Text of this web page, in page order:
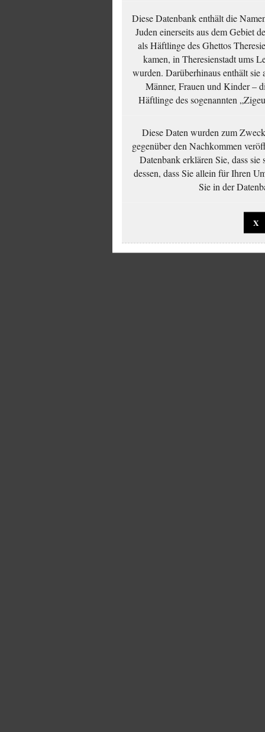
Diese Datenbank enthält die
Juden einerseits aus dem Gebiet
als Häftlinge des Ghettos
kamen, in Theresienstadt ums
wurden. Darüberhinaus enthält
Männer, Frauen und Kinder –
Häftlinge des sogenannten
Diese Daten wurden zum
gegenüber den Nachkommen
Datenbank erklären Sie, dass sie
dessen, dass Sie allein für Ihren
Sie in der
X